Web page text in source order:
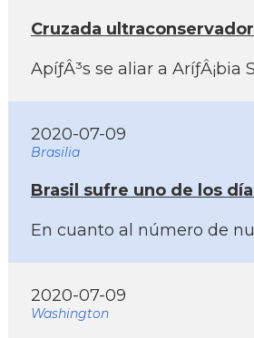
Cruzada
ApíƒÂ³s se aliar a
2020-07-09
Brasilia
Brasil sufre uno de los
En cuanto al número de
2020-07-09
Washington